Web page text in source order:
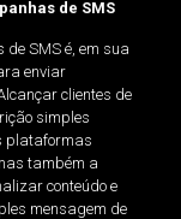
de SMS
SMS é, em sua
enviar
clientes de
simples
plataformas
também a
conteúdo e
mensagem de